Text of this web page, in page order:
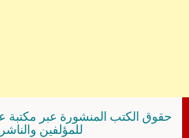
حقوق الكتب المنشورة عبر مكتبة
للمؤلفين